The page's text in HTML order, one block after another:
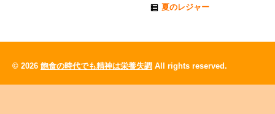
夏のレジャー
© 2026 飽食の時代でも精神は栄養失調 All rights reserved.